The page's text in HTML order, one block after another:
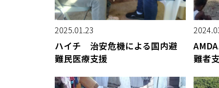
2025.01.23
ハイチ 治安危機による国内避
難民医療支援
難者